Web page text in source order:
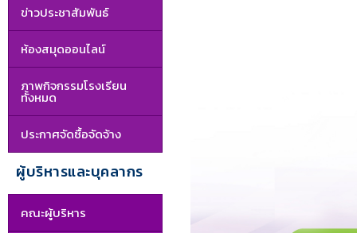
ข่าวประชาสัมพันธ์
ห้องสมุดออนไลน์
ภาพกิจกรรมโรงเรียน
ทั้งหมด
ประกาศจัดซื้อจัดจ้าง
ผู้บริหารและบุคลากร
คณะผู้บริหาร